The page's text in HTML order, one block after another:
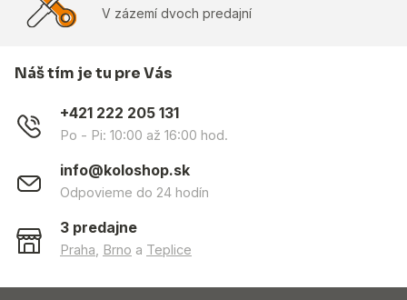
V zázemí dvoch predajní
Náš tím je tu pre Vás
+421 222 205 131
Po - Pi: 10:00 až 16:00 hod.
info@koloshop.sk
Odpovieme do 24 hodín
3 predajne
Praha Brno a Teplice